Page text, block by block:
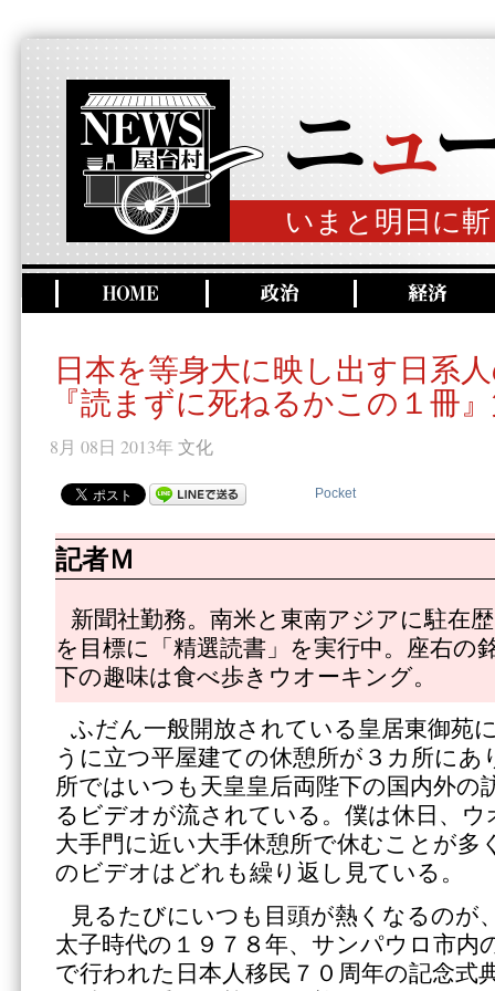
いまと明日に
日本を等身大に映し出す日系
『読まずに死ねるかこの１冊
8月 08日 2013年 文化
Pocket
記者Ｍ
新聞社勤務。南米と東南アジアに駐在
を目標に「精選読書」を実行中。座右の
下の趣味は食べ歩きウオーキング。
ふだん一般開放されている皇居東御苑
うに立つ平屋建ての休憩所が３カ所に
所ではいつも天皇皇后両陛下の国内外の
るビデオが流されている。僕は休日、
大手門に近い大手休憩所で休むことが多
のビデオはどれも繰り返し見ている。
見るたびにいつも目頭が熱くなるのが
太子時代の１９７８年、サンパウロ市内
で行われた日本人移民７０周年の記念式